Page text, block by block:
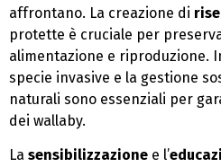
affrontano. La creazione di
protette è cruciale per
alimentazione e riproduzione.
specie invasive e la gestione
naturali sono essenziali per
dei wallaby.
La sensibilizzazione e l’